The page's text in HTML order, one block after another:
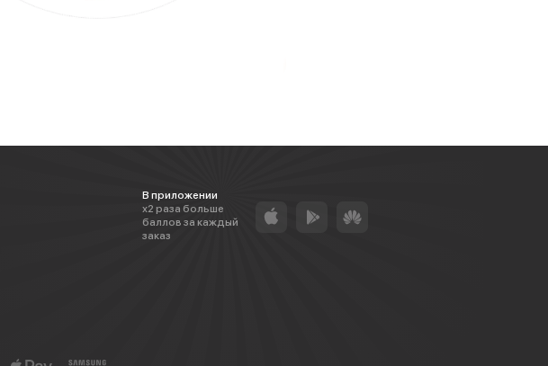
В приложении
х2 раза больше
баллов за каждый
заказ